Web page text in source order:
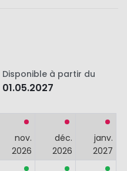
Disponible à partir du
01.05.2027
nov.
2026
déc.
2026
janv.
2027